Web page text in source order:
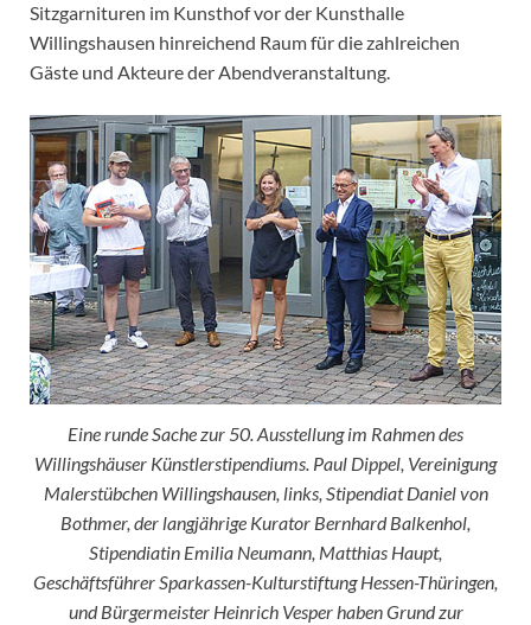
Sitzgarnituren im Kunsthof vor der Kunsthalle
Willingshausen hinreichend Raum für die zahlreichen
Gäste und Akteure der Abendveranstaltung.
Eine runde Sache zur 50. Ausstellung im Rahmen des
Willingshäuser Künstlerstipendiums. Paul Dippel, Vereinigung
Malerstübchen Willingshausen, links, Stipendiat Daniel von
Bothmer, der langjährige Kurator Bernhard Balkenhol,
Stipendiatin Emilia Neumann, Matthias Haupt,
Geschäftsführer Sparkassen-Kulturstiftung Hessen-Thüringen,
und Bürgermeister Heinrich Vesper haben Grund zur